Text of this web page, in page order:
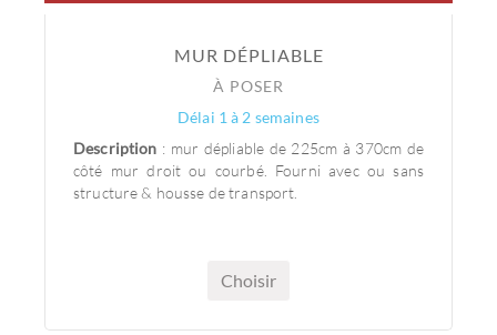
MUR DÉPLIABLE
À POSER
Délai 1 à 2 semaines
Description : mur dépliable de 225cm à 370cm de
côté mur droit ou courbé. Fourni avec ou sans
structure & housse de transport.
Choisir